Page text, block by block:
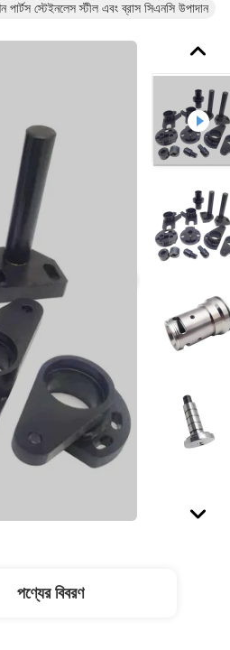
স্টেইনলেস স্টীল এবং ব্রাস সিএনসি উপাদান
পণ্যের বিবরণ